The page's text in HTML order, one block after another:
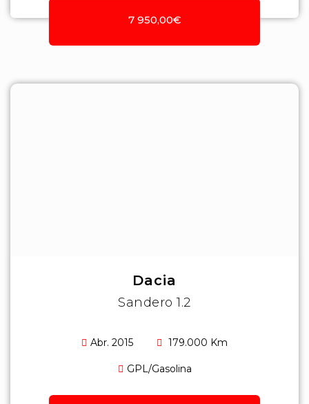
7 950,00€
Dacia
Sandero 1.2
Abr. 2015 179.000 Km
GPL/Gasolina